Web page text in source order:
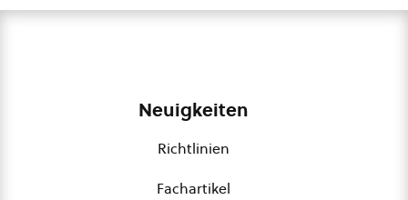
Neuigkeiten
Richtlinien
Fachartikel